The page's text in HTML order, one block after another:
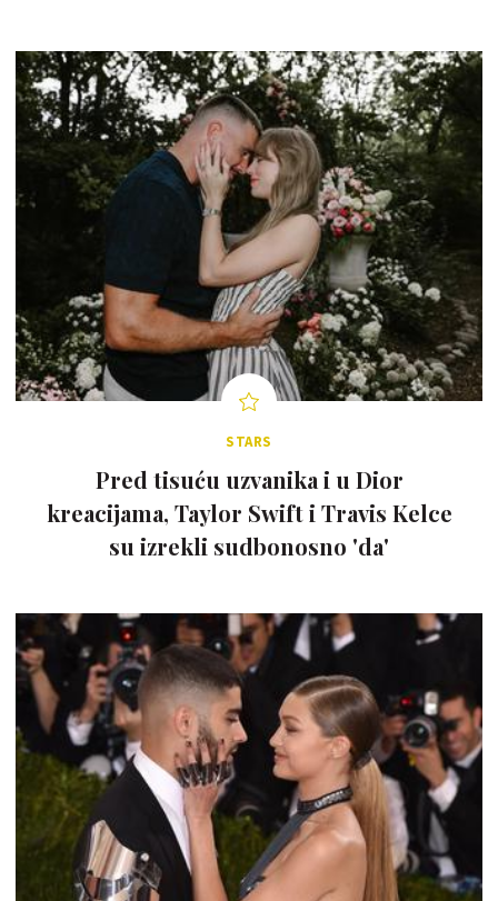
STARS
Pred tisuću uzvanika i u Dior
kreacijama, Taylor Swift i Travis Kelce
su izrekli sudbonosno 'da'